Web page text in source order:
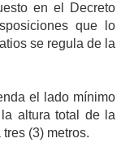
en el Decreto
que lo
se regula de la
el lado mínimo
altura total de la
(3) metros.